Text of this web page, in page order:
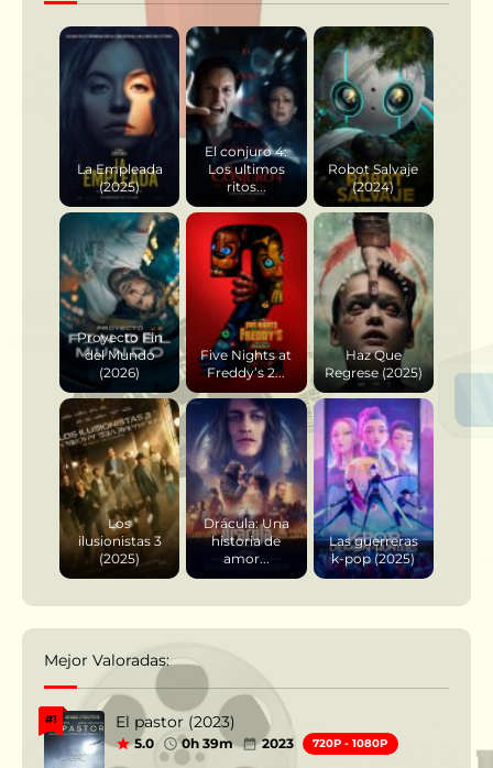
La Empleada
(2025)
El conjuro 4:
Los ultimos
ritos...
Robot Salvaje
(2024)
Proyecto Fin
del Mundo
(2026)
Five Nights at
Freddy’s 2...
Haz Que
Regrese (2025)
Los
ilusionistas 3
(2025)
Drácula: Una
historia de
amor...
Las guerreras
k-pop (2025)
Mejor Valoradas:
#1 El pastor (2023)
5.0 0h 39m 2023 720P - 1080P